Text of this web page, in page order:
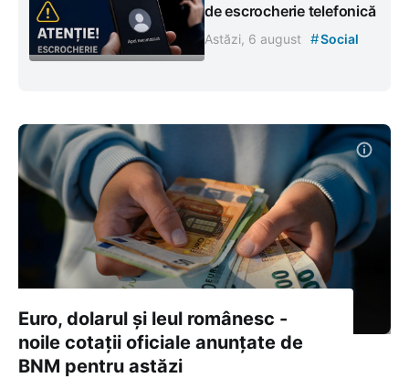
de escrocherie telefonică
Astăzi, 6 august #Social
Euro, dolarul și leul românesc -
noile cotații oficiale anunțate de
BNM pentru astăzi